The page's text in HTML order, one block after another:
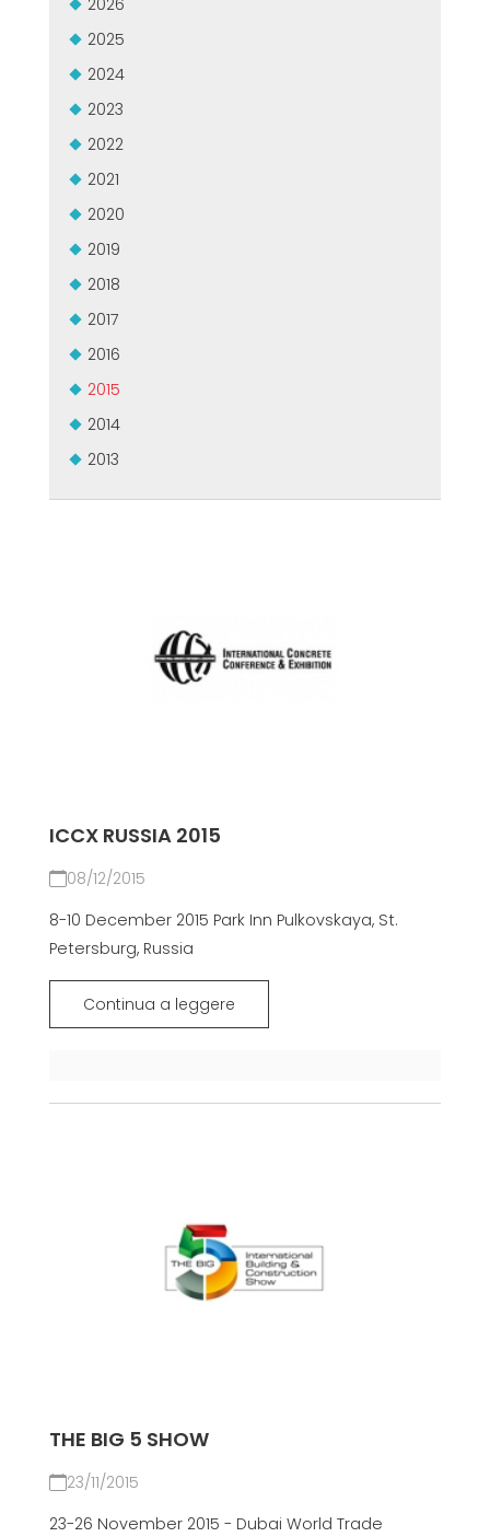
2026
2025
2024
2023
2022
2021
2020
2019
2018
2017
2016
2015
2014
2013
ICCX RUSSIA 2015
08/12/2015
8-10 December 2015 Park Inn Pulkovskaya, St.
Petersburg, Russia
Continua a leggere
THE BIG 5 SHOW
23/11/2015
23-26 November 2015 - Dubai World Trade